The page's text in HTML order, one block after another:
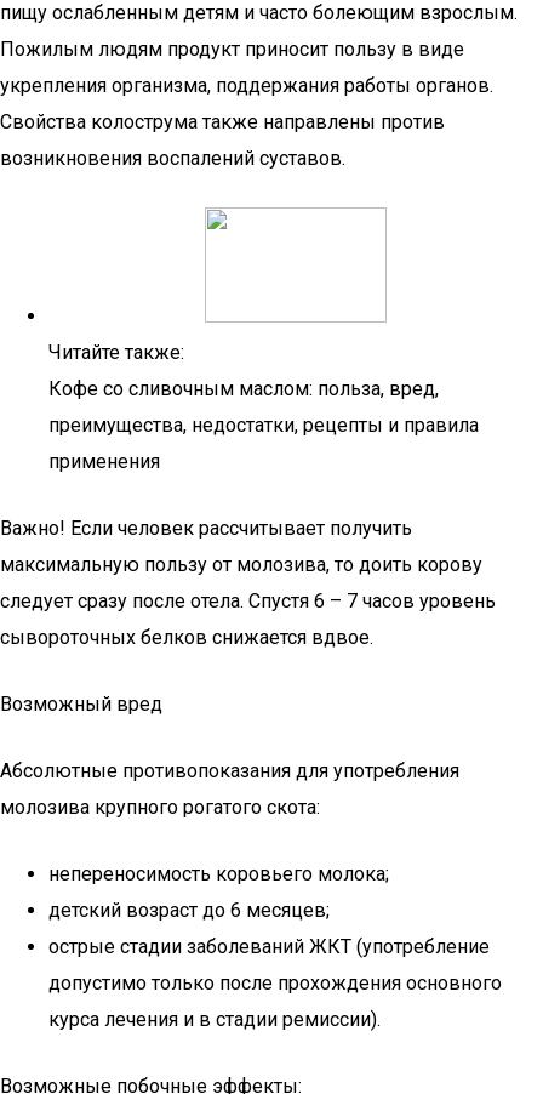
пищу ослабленным детям и часто болеющим взрослым.
Пожилым людям продукт приносит пользу в виде
укрепления организма, поддержания работы органов.
Свойства колострума также направлены против
возникновения воспалений суставов.
Читайте также:
Кофе со сливочным маслом: польза, вред,
преимущества, недостатки, рецепты и правила
применения
Важно! Если человек рассчитывает получить
максимальную пользу от молозива, то доить корову
следует сразу после отела. Спустя 6 – 7 часов уровень
сывороточных белков снижается вдвое.
Возможный вред
Абсолютные противопоказания для употребления
молозива крупного рогатого скота:
непереносимость коровьего молока;
детский возраст до 6 месяцев;
острые стадии заболеваний ЖКТ (употребление
допустимо только после прохождения основного
курса лечения и в стадии ремиссии).
Возможные побочные эффекты: